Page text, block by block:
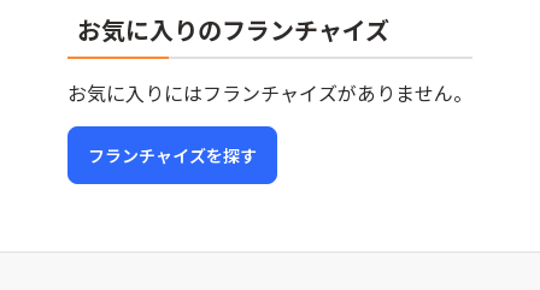
お気に入りのフランチャイズ
お気に入りにはフランチャイズがありません。
フランチャイズを探す